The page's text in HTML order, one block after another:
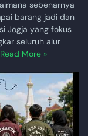
sebenarnya
barang jadi dan
Jogja yang fokus
seluruh alur
Read More »